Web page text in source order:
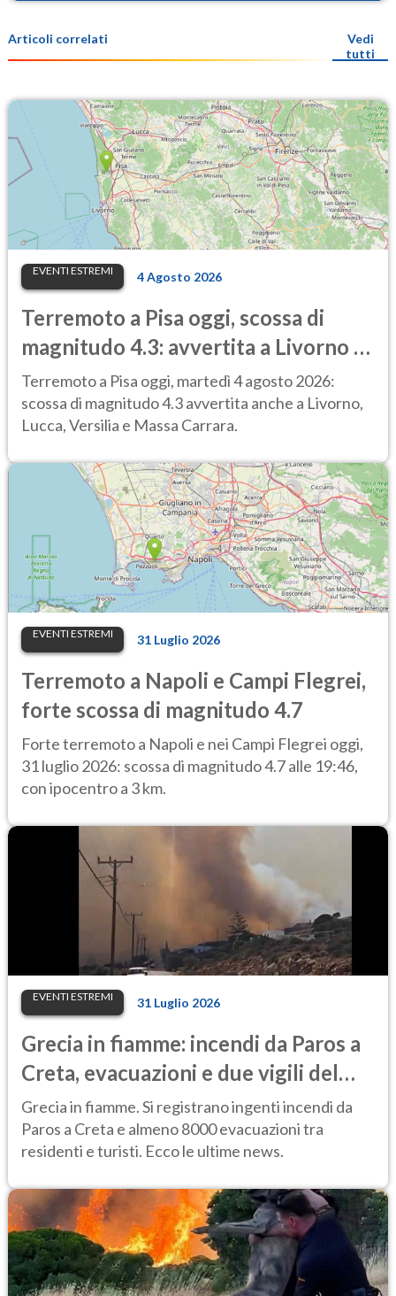
Articoli correlati
Vedi
tutti
EVENTI ESTREMI 4 Agosto 2026
Terremoto a Pisa oggi, scossa di
magnitudo 4.3: avvertita a Livorno e
Lucca, treni sospesi
Terremoto a Pisa oggi, martedì 4 agosto 2026:
scossa di magnitudo 4.3 avvertita anche a Livorno,
Lucca, Versilia e Massa Carrara.
EVENTI ESTREMI 31 Luglio 2026
Terremoto a Napoli e Campi Flegrei,
forte scossa di magnitudo 4.7
Forte terremoto a Napoli e nei Campi Flegrei oggi,
31 luglio 2026: scossa di magnitudo 4.7 alle 19:46,
con ipocentro a 3 km.
EVENTI ESTREMI 31 Luglio 2026
Grecia in fiamme: incendi da Paros a
Creta, evacuazioni e due vigili del
fuoco morti
Grecia in fiamme. Si registrano ingenti incendi da
Paros a Creta e almeno 8000 evacuazioni tra
residenti e turisti. Ecco le ultime news.